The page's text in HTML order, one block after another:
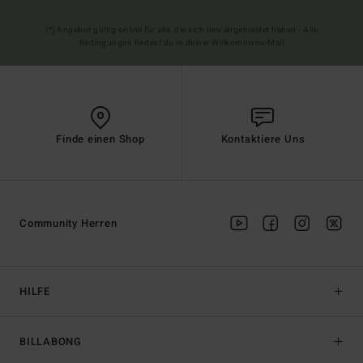
Finde einen Shop Kontaktiere Uns
HILFE
BILLABONG
Community Herren